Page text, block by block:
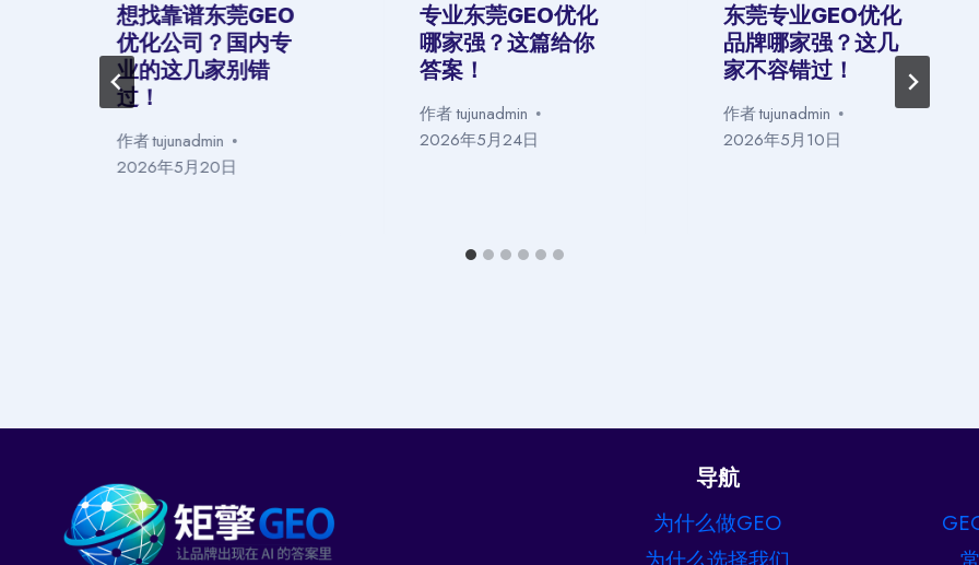
想找靠谱东莞GEO
优化公司？国内专
业的这几家别错
过！
作者tujunadmin
2026年5月20日
专业东莞GEO优化
哪家强？这篇给你
答案！
作者tujunadmin
2026年5月24日
东莞专业GEO优化
品牌哪家强？这几
家不容错过！
作者tujunadmin
2026年5月10日
导航
为什么做GEO